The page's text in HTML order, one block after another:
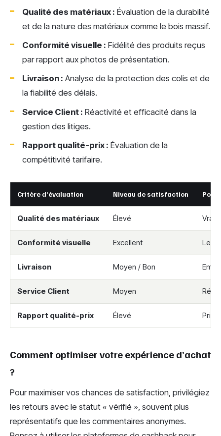
Qualité des matériaux : Évaluation de la durabilité
et de la nature des matériaux comme le bois massif.
Conformité visuelle : Fidélité des produits reçus
par rapport aux photos de présentation.
Livraison : Analyse de la protection des colis et de
la fiabilité des délais.
Service Client : Réactivité et efficacité dans la
gestion des litiges.
Rapport qualité-prix : Évaluation de la
compétitivité tarifaire.
Critère d’évaluation Niveau de satisfaction
Qualité des matériaux Élevé Vrai
Conformité visuelle Excellent Les
Livraison Moyen / Bon
Service Client Moyen
Rapport qualité-prix Élevé Prix
Comment optimiser votre expérience d’achat
?
Pour maximiser vos chances de satisfaction, privilégiez
les retours avec le statut « vérifié », souvent plus
représentatifs que les commentaires anonymes.